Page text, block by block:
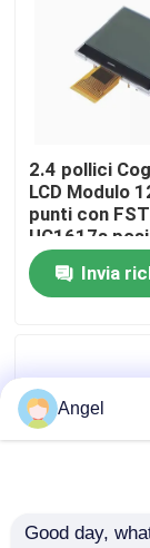
Video
Circa noi
Giro della
Contattici
Esposizione
2.4 pollici
LCD Modulo
punti con
UC1617s
Controller
per il
elettrico
Invia
Angel
Good day,